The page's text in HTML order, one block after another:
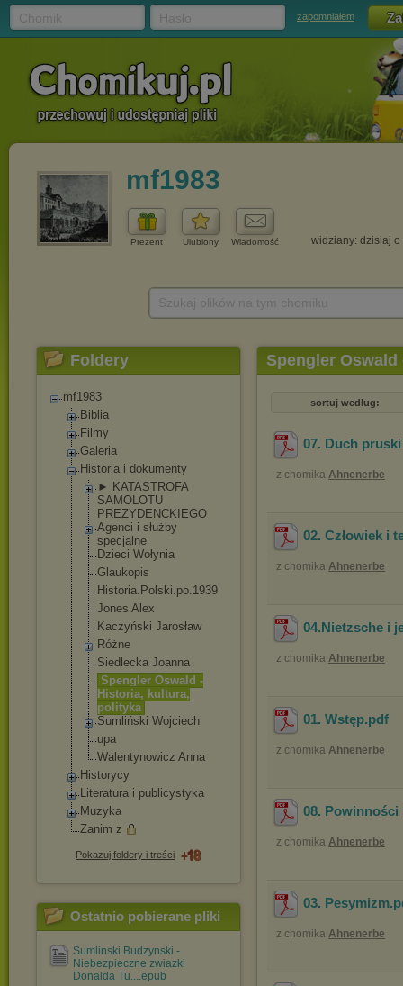
zapomniałem
mf1983
Prezent Ulubiony Wiadomość widziany: dzisiaj o
Foldery
mf1983
Biblia
Filmy
Galeria
Historia i dokumenty
► KATASTROFA
SAMOLOTU
PREZYDENCKIEGO
Agenci i służby
specjalne
Dzieci Wołynia
Glaukopis
Historia.Polski.po.1939
Jones Alex
Kaczyński Jarosław
Różne
Siedlecka Joanna
Spengler Oswald -
Historia, kultura,
polityka
Sumliński Wojciech
upa
Walentynowicz Anna
Historycy
Literatura i publicystyka
Muzyka
Zanim z
Pokazuj foldery i treści
Ostatnio pobierane pliki
Sumlinski Budzynski -
Niebezpieczne zwiazki
Donalda Tu....epub
Spengler
sortuj według:
07. Duch
z chomika Ahnenerbe
02. Człowiek i
z chomika Ahnenerbe
04.Nietzsche i
z chomika Ahnenerbe
01. Wstęp.pdf
z chomika Ahnenerbe
08. Powinności
z chomika Ahnenerbe
03. Pesymizm
z chomika Ahnenerbe